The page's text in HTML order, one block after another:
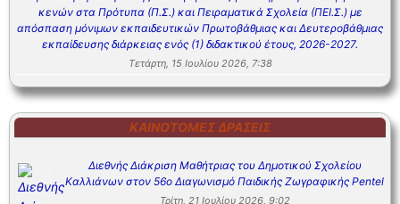
κενών στα Πρότυπα (Π.Σ.) και Πειραματικά Σχολεία (ΠΕΙ.Σ.) με
απόσπαση μόνιμων εκπαιδευτικών Πρωτοβάθμιας και Δευτεροβάθμιας
εκπαίδευσης διάρκειας ενός (1) διδακτικού έτους, 2026-2027.
Τετάρτη, 15 Ιουλίου 2026, 7:38
ΚΑΙΝΟΤΌΜΕΣ ΔΡΆΣΕΙΣ
Διεθνής Διάκριση Μαθήτριας του Δημοτικού Σχολείου
Καλλιάνων στον 56ο Διαγωνισμό Παιδικής Ζωγραφικής Pentel
Τρίτη, 21 Ιουλίου 2026, 9:02